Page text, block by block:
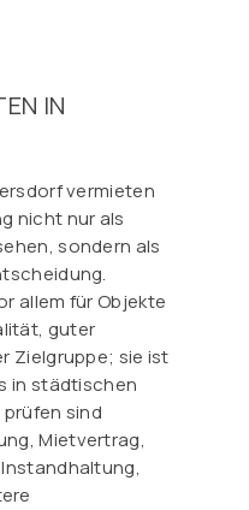
IN
vermieten
nicht nur als
sondern als
allem für Objekte
guter
Zielgruppe; sie ist
in städtischen
sind
Mietvertrag,